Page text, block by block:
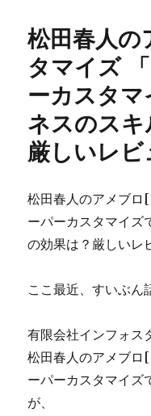
表
時
ト
レ
ー
ド
須
ル
★「
Gun
ョ
ガ
ン
ト
松田春人
タマイズ
ーカスタ
ネスのスキ
厳しいレビ
松田春人のアメブロ
ーパーカスタマイズ
の効果は？厳しいレ
ここ最近、すいぶん
有限会社インフォス
松田春人のアメブロ
ーパーカスタマイズ
が、